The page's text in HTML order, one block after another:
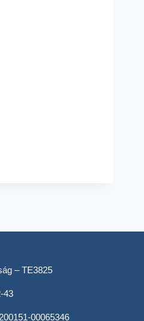
– TE3825
43
00065346